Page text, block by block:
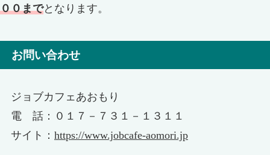
００までとなります。
お問い合わせ
ジョブカフェあおもり
電 話：０１７－７３１－１３１１
サイト： https://www.jobcafe-aomori.jp